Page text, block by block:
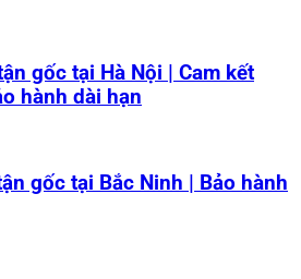
gốc tại Hà Nội | Cam kết
hành dài hạn
gốc tại Bắc Ninh | Bảo hành